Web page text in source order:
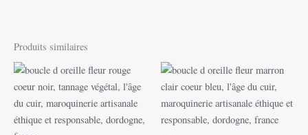
Produits similaires